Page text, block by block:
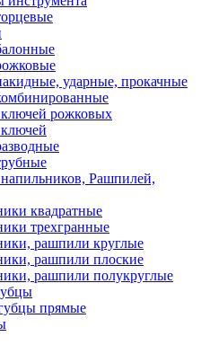
ударные, прокачные
рожковых
Рашпилей,
квадратные
трехгранные
рашпили круглые
рашпили плоские
рашпили полукруглые
прямые